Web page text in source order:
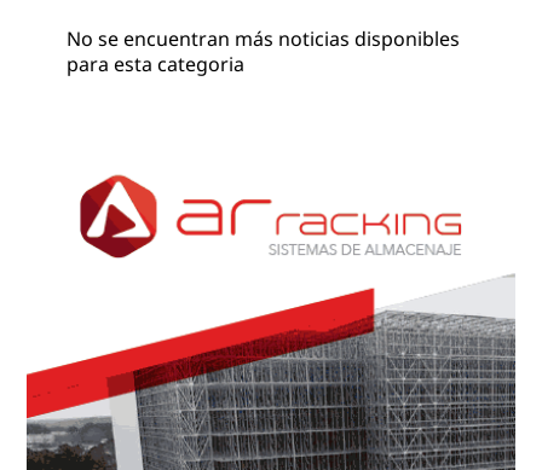
No se encuentran más noticias disponibles
para esta categoria